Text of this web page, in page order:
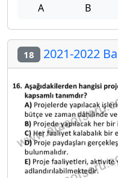
A B
18 2021-2022